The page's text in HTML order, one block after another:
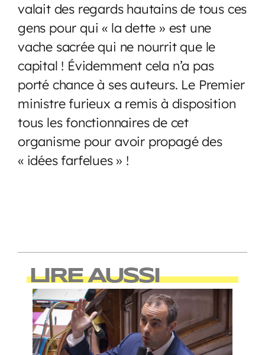
valait des regards hautains de tous ces
gens pour qui « la dette » est une
vache sacrée qui ne nourrit que le
capital ! Évidemment cela n’a pas
porté chance à ses auteurs. Le Premier
ministre furieux a remis à disposition
tous les fonctionnaires de cet
organisme pour avoir propagé des
« idées farfelues » !
LIRE AUSSI